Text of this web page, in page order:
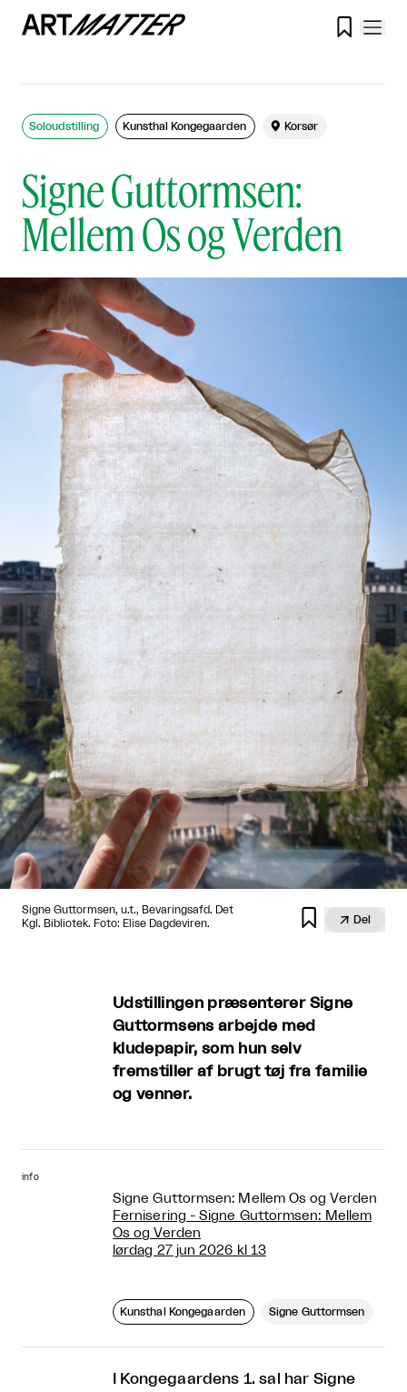

Signe Guttormsen:
Mellem Os og Verden
Soloudstilling Kunsthal Kongegaarden  Korsør
Signe Guttormsen, u.t., Bevaringsafd. Det
Kgl. Bibliotek. Foto: Elise Dagdeviren.
  Del
Udstillingen præsenterer Signe
Guttormsens arbejde med
kludepapir, som hun selv
fremstiller af brugt tøj fra familie
og venner.
info
Signe Guttormsen: Mellem Os og Verden
Fernisering - Signe Guttormsen: Mellem
Os og Verden
lørdag 27 jun 2026 kl 13
Kunsthal Kongegaarden Signe Guttormsen
I Kongegaardens 1. sal har Signe